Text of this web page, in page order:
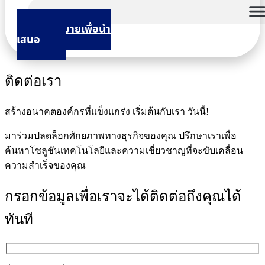
นัดหมายเพื่อนำ
เสนอ
ติดต่อเรา
สร้างอนาคตองค์กรที่แข็งแกร่ง เริ่มต้นกับเรา วันนี้!
มาร่วมปลดล็อกศักยภาพทางธุรกิจของคุณ ปรึกษาเราเพื่อ
ค้นหาโซลูชันเทคโนโลยีและความเชี่ยวชาญที่จะขับเคลื่อน
ความสำเร็จของคุณ
กรอกข้อมูลเพื่อเราจะได้ติดต่อถึงคุณได้
ทันที